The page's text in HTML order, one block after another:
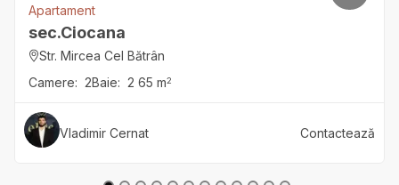
Apartament
sec.Ciocana
Str. Mircea Cel Bătrân
Camere: 2Baie: 2 65 m2
Vladimir Cernat Contactează